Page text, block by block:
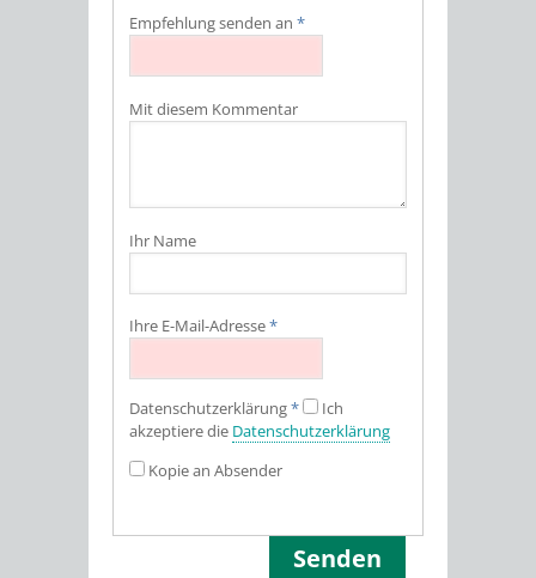
Empfehlung senden an *
Mit diesem Kommentar
Ihr Name
Ihre E-Mail-Adresse*
Datenschutz­erklärung*
Ich
akzeptiere die Datenschutz­erklärung
Kopie an Absender